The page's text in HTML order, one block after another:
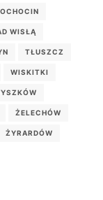
WISŁĄ
TŁUSZCZ
WISKITKI
ŻELECHÓW
ŻYRARDÓW